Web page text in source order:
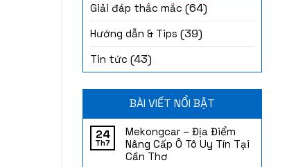
Giải đáp thắc mắc (64)
Hướng dẫn & Tips (39)
Tin tức (43)
BÀI VIẾT NỔI BẬT
24
Th7
Mekongcar – Địa Điểm
Nâng Cấp Ô Tô Uy Tín Tại
Cần Thơ